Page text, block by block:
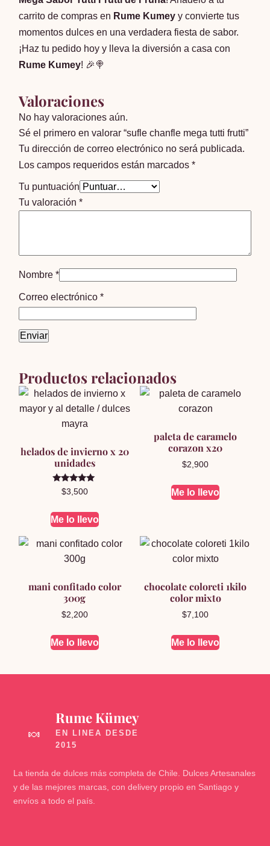
carrito de compras en Rume Kumey y convierte tus
momentos dulces en una verdadera fiesta de sabor.
¡Haz tu pedido hoy y lleva la diversión a casa con
Rume Kumey! 🎉🍭
Valoraciones
No hay valoraciones aún.
Sé el primero en valorar “sufle chanfle mega tutti frutti”
Tu dirección de correo electrónico no será publicada.
Los campos requeridos están marcados*
Tu puntuación
Tu valoración*
Nombre*
Correo electrónico*
Productos relacionados
helados de invierno x 20
unidades
Valorado en
5.00
$3,500
Me lo llevo
paleta de caramelo
corazon x20
$2,900
Me lo llevo
mani confitado color
300g
$2,200
Me lo llevo
chocolate coloreti 1kilo
color mixto
$7,100
Me lo llevo
🍬
Rume Kümey
La tienda de dulces más completa de Chile. Dulces Artesanales
y de las mejores marcas, con delivery propio en Santiago y
envíos a todo el país.